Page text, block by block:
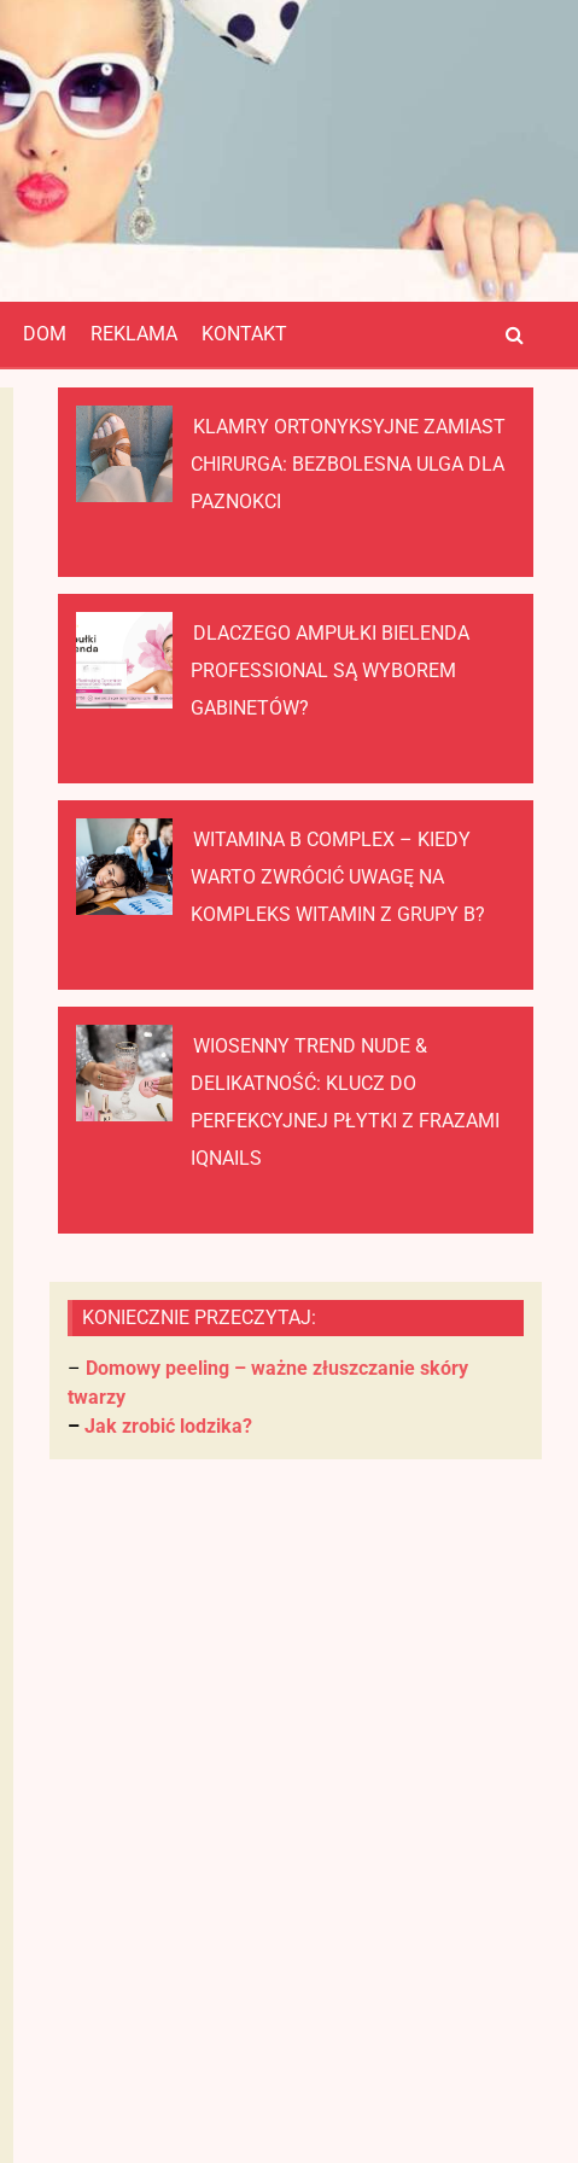
DOM REKLAMA KONTAKT
KLAMRY ORTONYKSYJNE ZAMIAST
CHIRURGA: BEZBOLESNA ULGA DLA
PAZNOKCI
DLACZEGO AMPUŁKI BIELENDA
PROFESSIONAL SĄ WYBOREM
GABINETÓW?
WITAMINA B COMPLEX – KIEDY
WARTO ZWRÓCIĆ UWAGĘ NA
KOMPLEKS WITAMIN Z GRUPY B?
WIOSENNY TREND NUDE &
DELIKATNOŚĆ: KLUCZ DO
PERFEKCYJNEJ PŁYTKI Z FRAZAMI
IQNAILS
KONIECZNIE PRZECZYTAJ:
– Domowy peeling – ważne złuszczanie skóry
twarzy
– Jak zrobić lodzika?